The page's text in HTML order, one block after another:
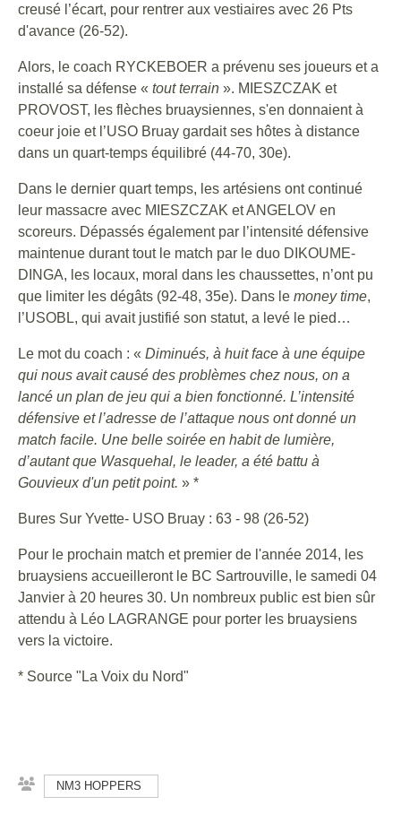
creusé l’écart, pour rentrer aux vestiaires avec 26 Pts
d'avance (26-52).
Alors, le coach RYCKEBOER a prévenu ses joueurs et a
installé sa défense « tout terrain ». MIESZCZAK et
PROVOST, les flèches bruaysiennes, s'en donnaient à
coeur joie et l’USO Bruay gardait ses hôtes à distance
dans un quart-temps équilibré (44-70, 30e).
Dans le dernier quart temps, les artésiens ont continué
leur massacre avec MIESZCZAK et ANGELOV en
scoreurs. Dépassés également par l’intensité défensive
maintenue durant tout le match par le duo DIKOUME-
DINGA, les locaux, moral dans les chaussettes, n’ont pu
que limiter les dégâts (92-48, 35e). Dans le money time,
l’USOBL, qui avait justifié son statut, a levé le pied…
Le mot du coach : « Diminués, à huit face à une équipe
qui nous avait causé des problèmes chez nous, on a
lancé un plan de jeu qui a bien fonctionné. L’intensité
défensive et l’adresse de l’attaque nous ont donné un
match facile. Une belle soirée en habit de lumière,
d’autant que Wasquehal, le leader, a été battu à
Gouvieux d'un petit point. » *
Bures Sur Yvette- USO Bruay : 63 - 98 (26-52)
Pour le prochain match et premier de l'année 2014, les
bruaysiens accueilleront le BC Sartrouville, le samedi 04
Janvier à 20 heures 30. Un nombreux public est bien sûr
attendu à Léo LAGRANGE pour porter les bruaysiens
vers la victoire.
* Source "La Voix du Nord"
NM3 HOPPERS